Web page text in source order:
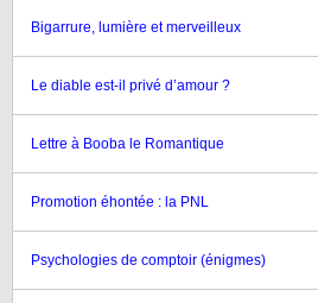
Bigarrure, lumière et merveilleux
Le diable est-il privé d’amour ?
Lettre à Booba le Romantique
Promotion éhontée : la PNL
Psychologies de comptoir (énigmes)